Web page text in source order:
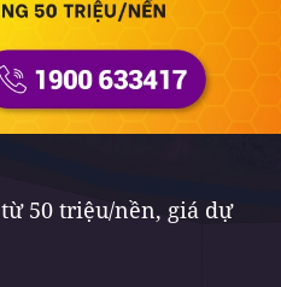
50 triệu/nền, giá dự